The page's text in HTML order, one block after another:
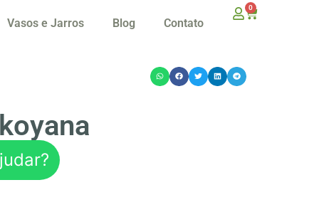
Vasos e Jarros Blog Contato
0